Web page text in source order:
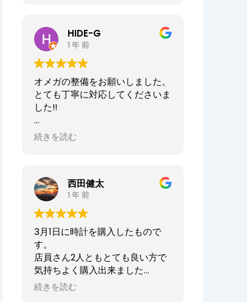
と仕事がマッチしたご商売は人の
心を豊かにするんだなぁと感じ入
りました。ありがとうございま
す。
オーナーからの返信
先日はベルト調整のご依頼誠にあ
店内も楽しんでいただけて何より
でございます。
ませ。
HIDE-G
1 年 前
オメガの整備をお願いしました。
とても丁寧に対応してくださいま
した!!
オーナーからの返信
HIDE-G様
正美堂時計店でございます。
この度は大切な時計の修理をお任
せいただき誠にありがとうござい
ます。
また、嬉しい口コミも誠にありが
とうございます！！
何度も来ていただき申し訳ござい
ませんでした。
続きを読む
西田健太
1 年 前
3月1日に時計を購入したもので
す。
店員さん2人ともとても良い方で
気持ちよく購入出来ました
ありがとうございました
続きを読む